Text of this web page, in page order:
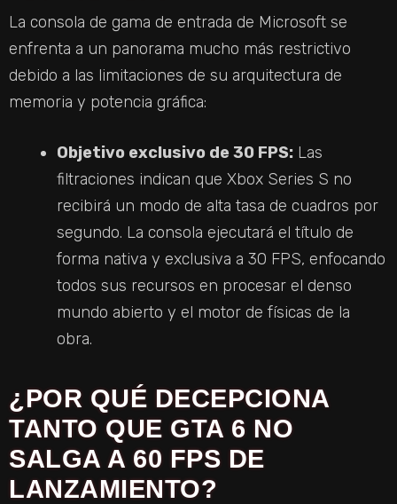
La consola de gama de entrada de Microsoft se
enfrenta a un panorama mucho más restrictivo
debido a las limitaciones de su arquitectura de
memoria y potencia gráfica:
Objetivo exclusivo de 30 FPS: Las
filtraciones indican que Xbox Series S no
recibirá un modo de alta tasa de cuadros por
segundo. La consola ejecutará el título de
forma nativa y exclusiva a 30 FPS, enfocando
todos sus recursos en procesar el denso
mundo abierto y el motor de físicas de la
obra.
¿POR QUÉ DECEPCIONA
TANTO QUE GTA 6 NO
SALGA A 60 FPS DE
LANZAMIENTO?